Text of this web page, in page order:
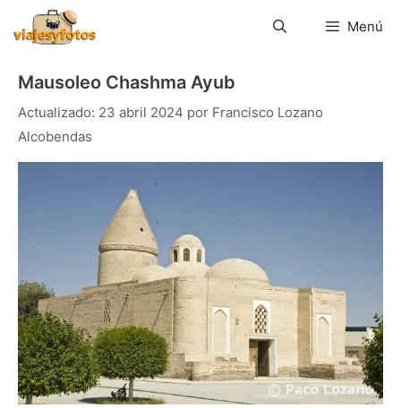
contenido
Menú
Mausoleo Chashma Ayub
23 abril 2024 por Francisco Lozano
Alcobendas